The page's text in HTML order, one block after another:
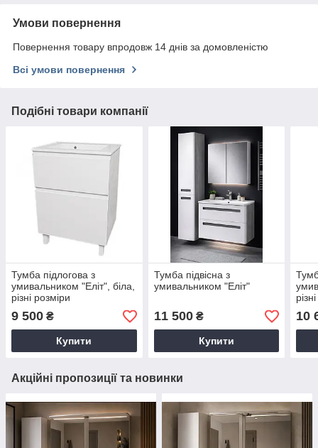
Умови повернення
Повернення товару впродовж 14 днів за домовленістю
Всі умови повернення
Подібні товари компанії
Тумба підлогова з
умивальником "Еліт", біла,
різні розміри
9 500 ₴
Купити
Тумба підвісна з
умивальником "Еліт"
11 500₴
Купити
10
Акційні пропозиції та новинки